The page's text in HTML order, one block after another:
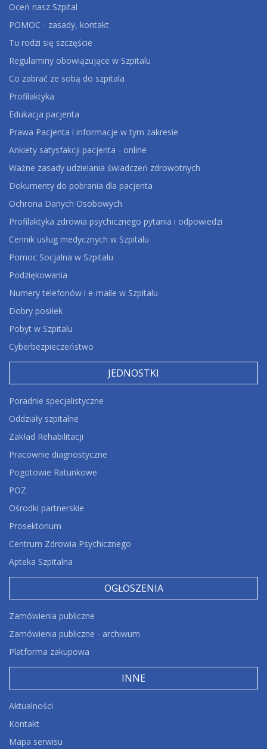
Oceń nasz Szpital
POMOC - zasady, kontakt
Tu rodzi się szczęście
Regulaminy obowiązujące w Szpitalu
Co zabrać ze sobą do szpitala
Profilaktyka
Edukacja pacjenta
Prawa Pacjenta i informacje w tym zakresie
Ankiety satysfakcji pacjenta - online
Ważne zasady udzielania świadczeń zdrowotnych
Dokumenty do pobrania dla pacjenta
Ochrona Danych Osobowych
Profilaktyka zdrowia psychicznego pytania i odpowiedzi
Cennik usług medycznych w Szpitalu
Pomoc Socjalna w Szpitalu
Podziękowania
Numery telefonów i e-maile w Szpitalu
Dobry posiłek
Pobyt w Szpitalu
Cyberbezpieczeństwo
JEDNOSTKI
Poradnie specjalistyczne
Oddziały szpitalne
Zakład Rehabilitacji
Pracownie diagnostyczne
Pogotowie Ratunkowe
POZ
Ośrodki partnerskie
Prosektorium
Centrum Zdrowia Psychicznego
Apteka Szpitalna
OGŁOSZENIA
Zamówienia publiczne
Zamówienia publiczne - archiwum
Platforma zakupowa
INNE
Aktualności
Kontakt
Mapa serwisu